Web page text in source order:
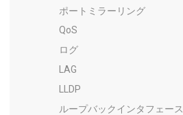
ポートミラーリング
QoS
ログ
LAG
LLDP
ループバックインタフェース